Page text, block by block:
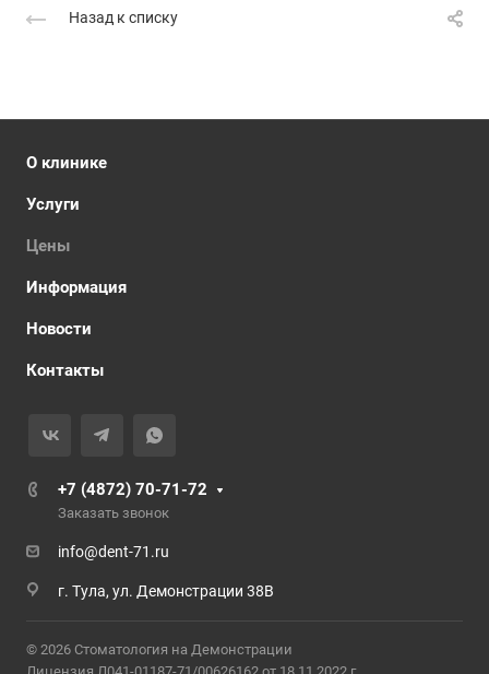
Назад к списку
О клинике
Услуги
Цены
Информация
Новости
Контакты
+7 (4872) 70-71-72
Заказать звонок
info@dent-71.ru
г. Тула, ул. Демонстрации 38В
© 2026 Стоматология на Демонстрации